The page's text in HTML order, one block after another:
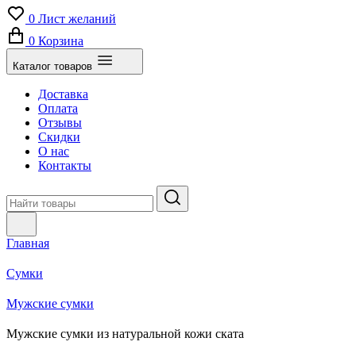
0 Лист желаний
0 Корзина
Каталог товаров
Доставка
Оплата
Отзывы
Скидки
О нас
Контакты
Главная
Сумки
Мужские сумки
Мужские сумки из натуральной кожи ската